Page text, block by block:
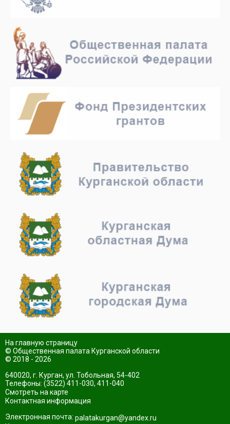
На главную страницу
© Общественная палата Курганской области
© 2018 - 2026
640020, г. Курган, ул. Тобольная, 54-402
Телефоны: (3522) 411-030, 411-040
Смотреть на карте
Контактная информация
Электронная почта: palatakurgan@yandex.ru